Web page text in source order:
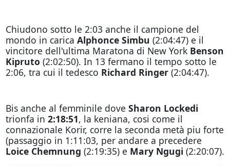
Chiudono sotto le 2:03 anche il campione del
mondo in carica Alphonce Simbu (2:04:47) e il
vincitore dell'ultima Maratona di New YorkBenson
Kipruto (2:02:50). In 13 fermano il tempo sotto le
2:06, tra cui il tedesco Richard Ringer (2:04:47).
Bis anche al femminile dove Sharon Lockedi
trionfa in 2:18:51, la keniana, cosi come il
connazionale Korir, corre la seconda metà piu forte
(passaggio in 1:11:03, per andare a precedere
Loice Chemnung (2:19:35) e Mary Ngugi (2:20:07).